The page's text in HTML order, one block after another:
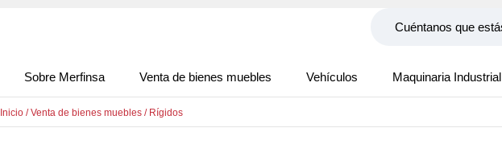
Sobre Merfinsa Venta de bienes muebles Vehículos Maquinaria Industrial
Inicio /Venta de bienes muebles / Rígidos